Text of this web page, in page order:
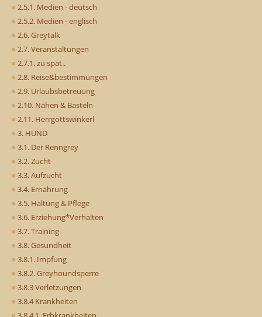
2.5.1. Medien - deutsch
2.5.2. Medien - englisch
2.6. Greytalk
2.7. Veranstaltungen
2.7.1. zu spät..
2.8. Reise&bestimmungen
2.9. Urlaubsbetreuung
2.10. Nähen & Basteln
2.11. Herrgottswinkerl
3. HUND
3.1. Der Renngrey
3.2. Zucht
3.3. Aufzucht
3.4. Ernährung
3.5. Haltung & Pflege
3.6. Erziehung*Verhalten
3.7. Training
3.8. Gesundheit
3.8.1. Impfung
3.8.2. Greyhoundsperre
3.8.3 Verletzungen
3.8.4 Krankheiten